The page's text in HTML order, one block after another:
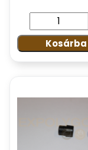
Kosárba